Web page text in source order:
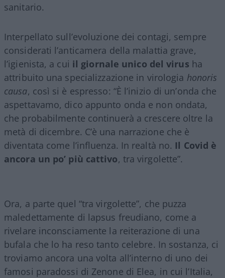
sanitario.
Interpellato sull’evoluzione dei contagi, sempre
considerati l’anticamera della malattia grave,
l’igienista, a cui il giornale unico del virus ha
attribuito una specializzazione in virologia honoris
causa, così si è espresso: “È l’inizio di un’onda che
aspettavamo, dico appunto onda e non ondata,
che probabilmente continuerà a crescere oltre la
metà di dicembre. C’è una narrazione che è
diventata come l’influenza. In realtà no. Il Covid è
ancora un po’ più cattivo, tra virgolette”.
Ora, a parte quel “tra virgolette”, che puzza
maledettamente di lapsus freudiano, come a
rivelare inconsciamente la reiterazione di una
bufala che lo ha reso tanto celebre. In sostanza, ci
troviamo ancora una volta all’interno di uno dei
famosi paradossi di Zenone di Elea, in cui l’Italia,